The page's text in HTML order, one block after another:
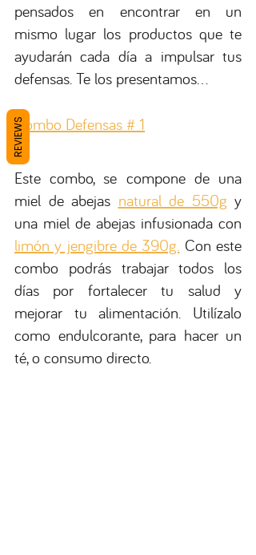
pensados en encontrar en un
mismo lugar los productos que te
ayudarán cada día a impulsar tus
defensas. Te los presentamos…
Combo Defensas # 1
Este combo, se compone de una
miel de abejas natural de 550g y
limón y jengibre de 390g. Con este
combo podrás trabajar todos los
días por fortalecer tu salud y
mejorar tu alimentación. Utilízalo
como endulcorante, para hacer un
té, o consumo directo.
REVIEWS